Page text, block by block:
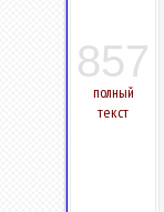
857
полный
текст